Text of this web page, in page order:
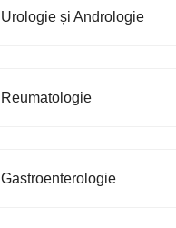
Urologie și Andrologie
Reumatologie
Gastroenterologie